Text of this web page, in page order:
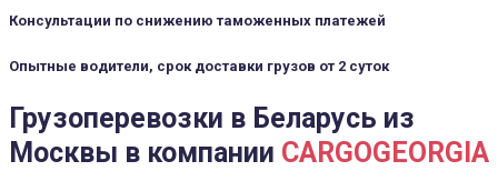
Консультации по снижению таможенных платежей
Опытные водители, срок доставки грузов от 2 суток
Грузоперевозки в Беларусь из
Москвы в компании CARGOGEORGIA